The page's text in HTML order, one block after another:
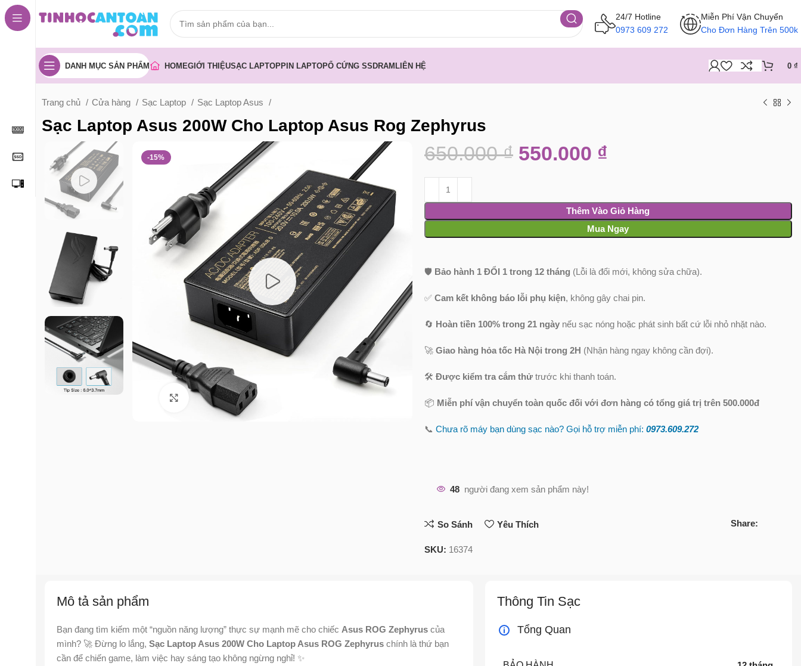
24/7 Hotline
0973 609 272
Miễn Phí Vận Chuyển
Cho Đơn Hàng Trên 500k
DANH MỤC SẢN PHẨM HOMEGIỚI THIỆUSẠC LAPTOPPIN LAPTOPỔ CỨNG SSDRAMLIÊN HỆ 0 ₫
Trang chủ Cửa hàng Sạc Laptop Sạc Laptop Asus
Sạc Laptop Asus 200W Cho Laptop Asus Rog Zephyrus
-15%
Click to enlarge
650.000₫ 550.000 ₫
Thêm Vào Giỏ Hàng
Mua Ngay
🛡️ Bảo hành 1 ĐỔI 1 trong 12 tháng (Lỗi là đổi mới, không sửa chữa).
✅ Cam kết không báo lỗi phụ kiện, không gây chai pin.
🔄 Hoàn tiền 100% trong 21 ngày nếu sạc nóng hoặc phát sinh bất cứ lỗi nhỏ nhặt nào.
🚀 Giao hàng hỏa tốc Hà Nội trong 2H (Nhận hàng ngay không cần đợi).
🛠️ Được kiểm tra cắm thử trước khi thanh toán.
📦 Miễn phí vận chuyển toàn quốc đối với đơn hàng có tổng giá trị trên 500.000đ
📞 Chưa rõ máy bạn dùng sạc nào? Gọi hỗ trợ miễn phí: 0973.609.272
48 người đang xem sản phẩm này!
So Sánh Yêu Thích Share:
SKU: 16374
Mô tả sản phẩm
Bạn đang tìm kiếm một “nguồn năng lượng” thực sự mạnh mẽ cho chiếc Asus ROG Zephyrus của
mình? 🚀 Đừng lo lắng, Sạc Laptop Asus 200W Cho Laptop Asus ROG Zephyrus chính là thứ bạn
cần để chiến game, làm việc hay sáng tạo không ngừng nghỉ! ✨
Thông Tin Sạc
Tổng Quan